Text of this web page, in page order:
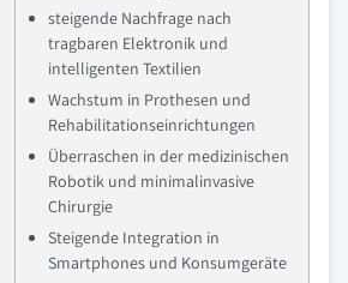
steigende Nachfrage nach
tragbaren Elektronik und
intelligenten Textilien
Wachstum in Prothesen und
Rehabilitationseinrichtungen
Überraschen in der medizinischen
Robotik und minimalinvasive
Chirurgie
Steigende Integration in
Smartphones und Konsumgeräte